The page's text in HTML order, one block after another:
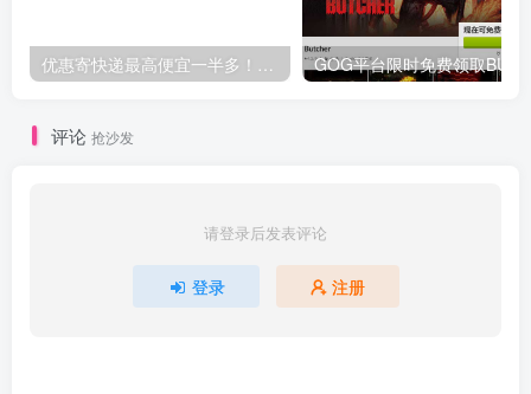
优惠寄快递最高便宜一半多！白鸽惠递
评论 抢沙发
请登录后发表评论
登录 注册